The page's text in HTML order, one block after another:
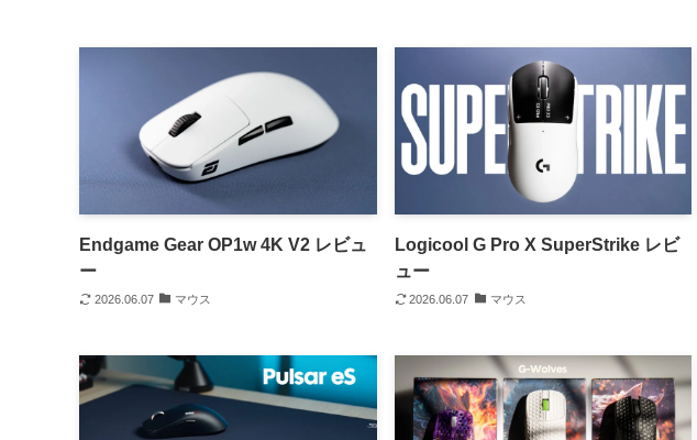
Endgame Gear OP1w 4K V2 レビュ
ー
2026.06.07 マウス
Logicool G Pro X SuperStrike レビ
ュー
2026.06.07 マウス